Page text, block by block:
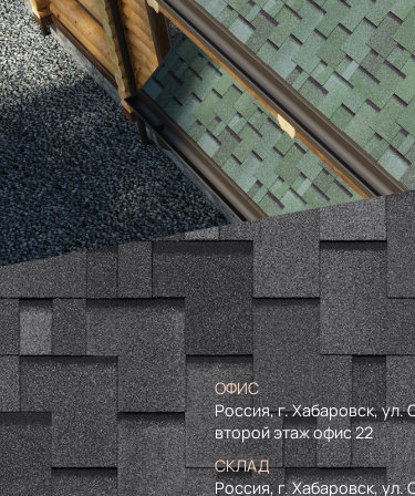
ОФИС
Россия, г. Хабаровск, ул.
второй этаж офис 22
СКЛАД
Россия, г. Хабаровск, ул.